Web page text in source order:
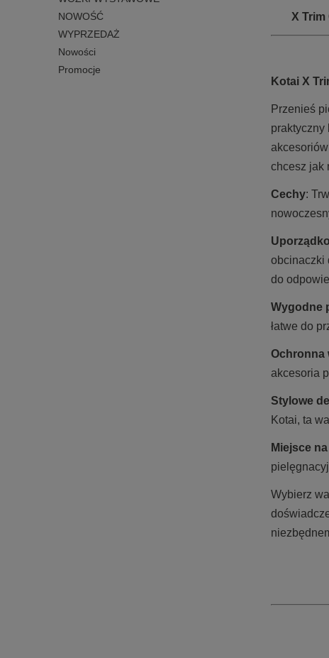
NOWOŚĆ
WYPRZEDAŻ
Nowości
Promocje
X
Kotai X
Przenieś
praktyczny
chcesz jak
Cechy:
obcinaczki
do
Wygodne
łatwe do
Ochronna
akcesoria
Stylowe
Kotai, ta
Miejsce
Wybierz